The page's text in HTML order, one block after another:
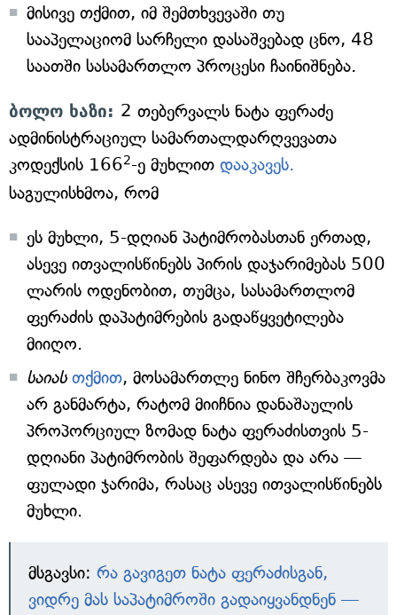
მისივე თქმით, იმ შემთხვევაში თუ
სააპელაციომ სარჩელი დასაშვებად ცნო, 48
საათში სასამართლო პროცესი ჩაინიშნება.
ბოლო ხაზი: 2 თებერვალს ნატა ფერაძე
ადმინისტრაციულ სამართალდარღვევათა
კოდექსის 1662-ე მუხლით დააკავეს.
საგულისხმოა, რომ
ეს მუხლი, 5-დღიან პატიმრობასთან ერთად,
ასევე ითვალისწინებს პირის დაჯარიმებას 500
ლარის ოდენობით, თუმცა, სასამართლომ
ფერაძის დაპატიმრების გადაწყვეტილება
მიიღო.
საიას თქმით, მოსამართლე ნინო შჩერბაკოვმა
არ განმარტა, რატომ მიიჩნია დანაშაულის
პროპორციულ ზომად ნატა ფერაძისთვის 5-
დღიანი პატიმრობის შეფარდება და არა —
ფულადი ჯარიმა, რასაც ასევე ითვალისწინებს
მუხლი.
მსგავსი: რა გავიგეთ ნატა ფერაძისგან,
ვიდრე მას საპატიმროში გადაიყვანდნენ —